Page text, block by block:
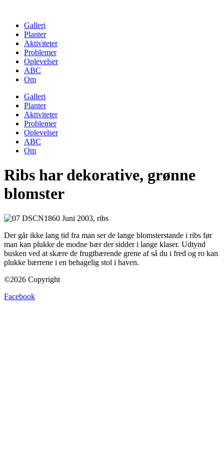
contentGalleri
Planter
Aktiviteter
Problemer
Oplevelser
ABC
Om
Galleri
Planter
Aktiviteter
Problemer
Oplevelser
ABC
Om
Ribs har dekorative, grønne
blomster
Der går ikke lang tid fra man ser de lange blomsterstande i ribs før
man kan plukke de modne bær der sidder i lange klaser. Udtynd
busken ved at skære de frugtbærende grene af så du i fred og ro kan
plukke bærrene i en behagelig stol i haven.
©2026 Copyright
Facebook